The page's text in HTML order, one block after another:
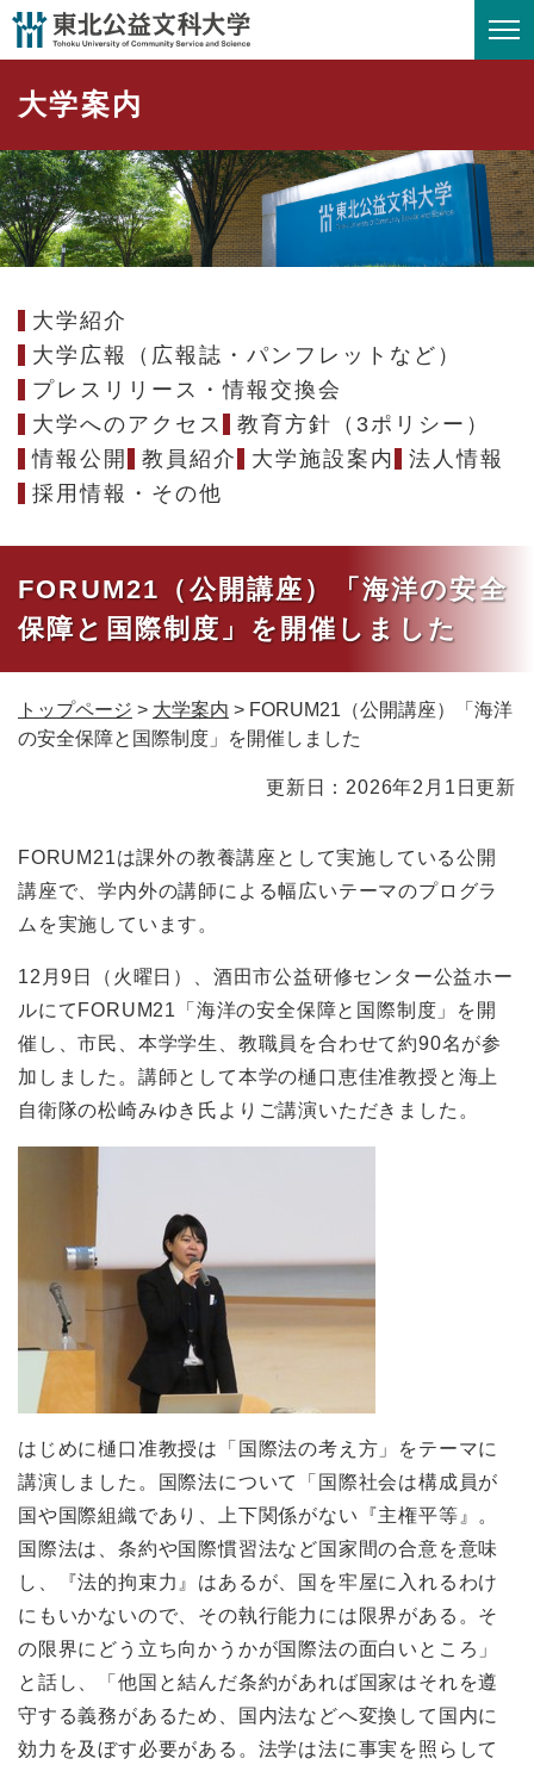
ペ
頭
で
す
。
メニューを飛ばして本文へ
大学案内
大学紹介
大学広報（広報誌・パンフレットなど）
プレスリリース・情報交換会
大学へのアクセス
教育方針（3ポリシー）
情報公開
教員紹介 大学施設案内
法人情報
採用情報・その他
FORUM21（公開講座）「海洋の安全
保障と国際制度」を開催しました
トップページ > 大学案内 > FORUM21（公開講座）「海洋
の安全保障と国際制度」を開催しました
更新日：2026年2月1日更新
FORUM21は課外の教養講座として実施している公開
講座で、学内外の講師による幅広いテーマのプログラ
ムを実施しています。
12月9日（火曜日）、酒田市公益研修センター公益ホー
ルにてFORUM21「海洋の安全保障と国際制度」を開
催し、市民、本学学生、教職員を合わせて約90名が参
加しました。講師として本学の樋口恵佳准教授と海上
自衛隊の松崎みゆき氏よりご講演いただきました。
はじめに樋口准教授は「国際法の考え方」をテーマに
講演しました。国際法について「国際社会は構成員が
国や国際組織であり、上下関係がない『主権平等』。
国際法は、条約や国際慣習法など国家間の合意を意味
し、『法的拘束力』はあるが、国を牢屋に入れるわけ
にもいかないので、その執行能力には限界がある。そ
の限界にどう立ち向かうかが国際法の面白いところ」
と話し、「他国と結んだ条約があれば国家はそれを遵
守する義務があるため、国内法などへ変換して国内に
効力を及ぼす必要がある。法学は法に事実を照らして